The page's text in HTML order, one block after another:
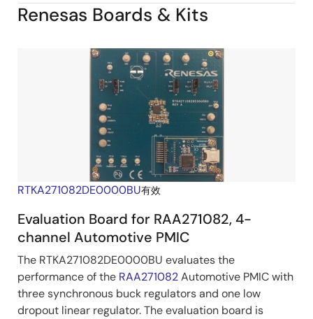
Renesas Boards & Kits
RTKA271082DE0000BU有效
Evaluation Board for RAA271082, 4-
channel Automotive PMIC
The RTKA271082DE0000BU evaluates the
performance of the RAA271082Automotive PMIC with
three synchronous buck regulators and one low
dropout linear regulator. The evaluation board is